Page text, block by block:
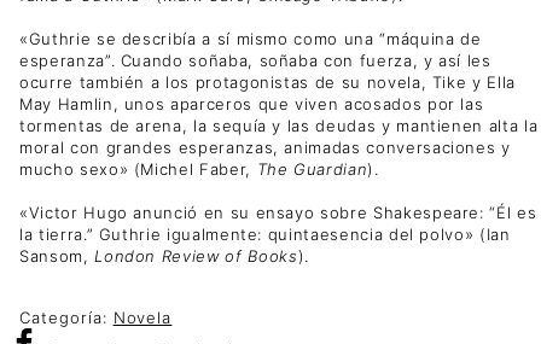
«Guthrie se describía a sí mismo como una “máquina de
esperanza”. Cuando soñaba, soñaba con fuerza, y así les
ocurre también a los protagonistas de su novela, Tike y Ella
May Hamlin, unos aparceros que viven acosados por las
tormentas de arena, la sequía y las deudas y mantienen alta la
moral con grandes esperanzas, animadas conversaciones y
mucho sexo» (Michel Faber, The Guardian).
«Victor Hugo anunció en su ensayo sobre Shakespeare: “Él es
la tierra.” Guthrie igualmente: quintaesencia del polvo» (Ian
Sansom,London Review of Books).
Categoría: Novela